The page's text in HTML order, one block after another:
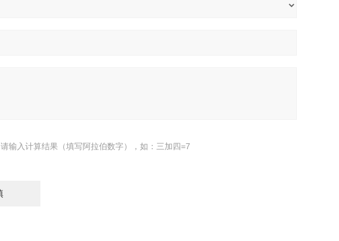
请输入计算结果（填写阿拉伯数字），如：三加四=7